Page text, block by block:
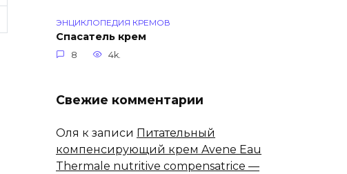
ЭНЦИКЛОПЕДИЯ КРЕМОВ
Спасатель крем
8 4k.
Свежие комментарии
Оля к записи Питательный
компенсирующий крем Avene Eau
Thermale nutritive compensatrice —